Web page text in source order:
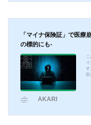
今
「マイナ保険証」で医
の標的にも-
イ
す
臣
と
AKARI